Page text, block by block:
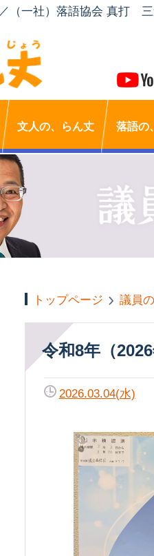
（一社）落語協会 真打 三
文人の、らん丈 落語の
トップページ 議員
令和8年（
2026.03.04(水)